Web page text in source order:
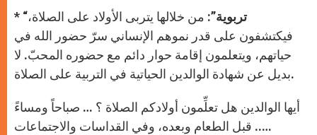
* “تربوية”: من خلالها يتربى الأولاد على الصلاة،
فيكتشفون على قدر نموهم الإنساني سرّ حضور الله في
حياتهم، ويتعلمون إقامة حوار دائم مع حضوره المحبّ. لا
بديل عن شهادة الوالدين الحياتية في التربية على الصلاة.
أيها الوالدين هل تعلِّمون أولادكم الصلاة ؟ … صباحاً ومساءً
….. قبل الطعام وبعده، وفي القداسات والاجتماعات